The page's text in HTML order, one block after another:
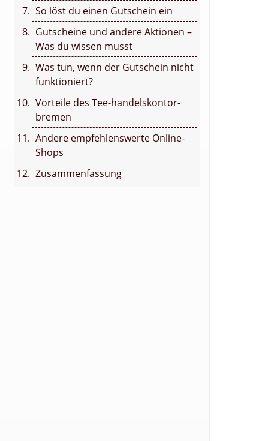
So löst du einen Gutschein ein
Gutscheine und andere Aktionen –
Was du wissen musst
Was tun, wenn der Gutschein nicht
funktioniert?
Vorteile des Tee-handelskontor-
bremen
Andere empfehlenswerte Online-
Shops
Zusammenfassung